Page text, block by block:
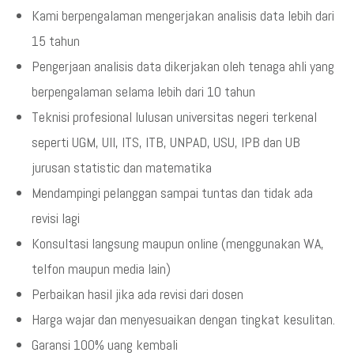
Kami berpengalaman mengerjakan analisis data lebih dari
15 tahun
Pengerjaan analisis data dikerjakan oleh tenaga ahli yang
berpengalaman selama lebih dari 10 tahun
Teknisi profesional lulusan universitas negeri terkenal
seperti UGM, UII, ITS, ITB, UNPAD, USU, IPB dan UB
jurusan statistic dan matematika
Mendampingi pelanggan sampai tuntas dan tidak ada
revisi lagi
Konsultasi langsung maupun online (menggunakan WA,
telfon maupun media lain)
Perbaikan hasil jika ada revisi dari dosen
Harga wajar dan menyesuaikan dengan tingkat kesulitan.
Garansi 100% uang kembali